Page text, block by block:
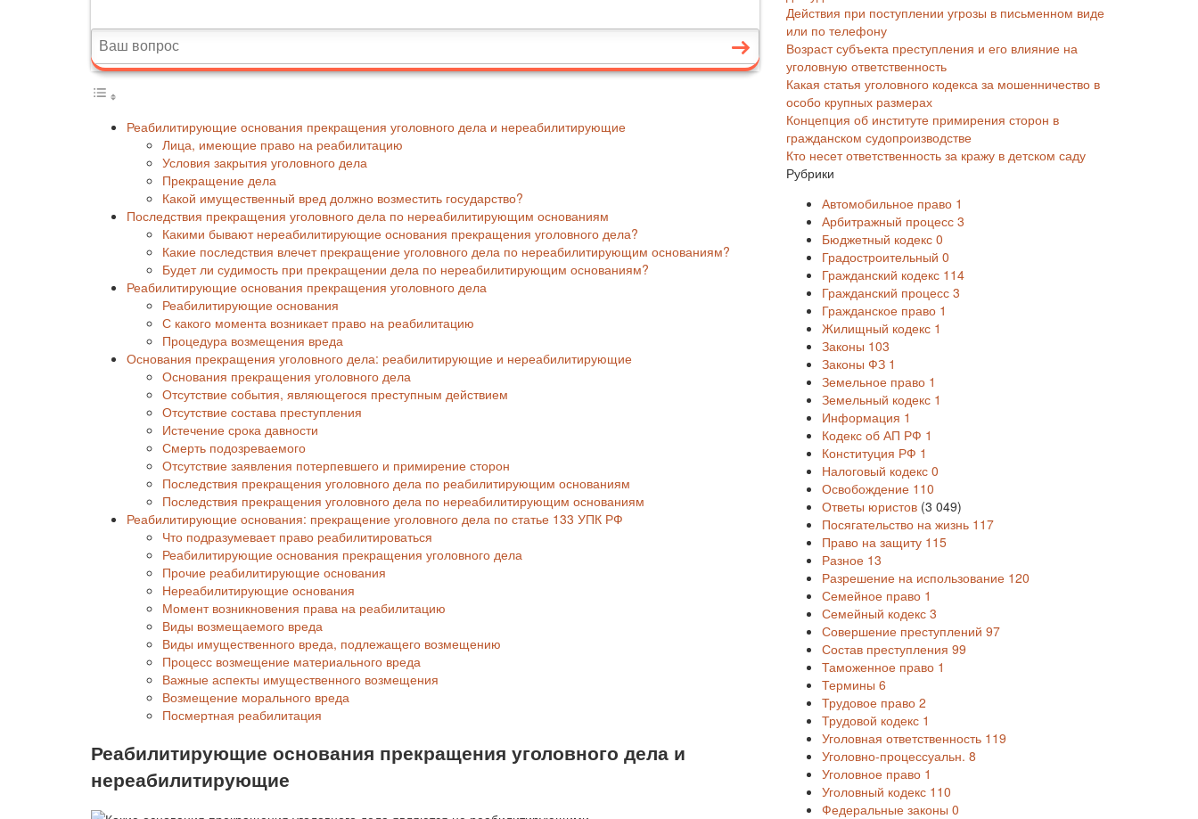
Реабилитирующие основания прекращения уголовного дела и нереабилитирующие
Лица, имеющие право на реабилитацию
Условия закрытия уголовного дела
Прекращение дела
Какой имущественный вред должно возместить государство?
Последствия прекращения уголовного дела по нереабилитирующим основаниям
Какими бывают нереабилитирующие основания прекращения уголовного дела?
Какие последствия влечет прекращение уголовного дела по нереабилитирующим основаниям?
Будет ли судимость при прекращении дела по нереабилитирующим основаниям?
Реабилитирующие основания прекращения уголовного дела
Реабилитирующие основания
С какого момента возникает право на реабилитацию
Процедура возмещения вреда
Основания прекращения уголовного дела: реабилитирующие и нереабилитирующие
Основания прекращения уголовного дела
Отсутствие события, являющегося преступным действием
Отсутствие состава преступления
Истечение срока давности
Смерть подозреваемого
Отсутствие заявления потерпевшего и примирение сторон
Последствия прекращения уголовного дела по реабилитирующим основаниям
Последствия прекращения уголовного дела по нереабилитирующим основаниям
Реабилитирующие основания: прекращение уголовного дела по статье 133 УПК РФ
Что подразумевает право реабилитироваться
Реабилитирующие основания прекращения уголовного дела
Прочие реабилитирующие основания
Нереабилитирующие основания
Момент возникновения права на реабилитацию
Виды возмещаемого вреда
Виды имущественного вреда, подлежащего возмещению
Процесс возмещение материального вреда
Важные аспекты имущественного возмещения
Возмещение морального вреда
Посмертная реабилитация
Реабилитирующие основания прекращения уголовного дела и
нереабилитирующие
Действия при поступлении угрозы в письменном виде
или по телефону
Возраст субъекта преступления и его влияние на
уголовную ответственность
Какая статья уголовного кодекса за мошенничество в
особо крупных размерах
Концепция об институте примирения сторон в
гражданском судопроизводстве
Кто несет ответственность за кражу в детском саду
Рубрики
Автомобильное право 1
Арбитражный процесс 3
Бюджетный кодекс 0
Градостроительный 0
Гражданский кодекс 114
Гражданский процесс 3
Гражданское право 1
Жилищный кодекс 1
Законы 103
Законы ФЗ 1
Земельное право 1
Земельный кодекс 1
Информация 1
Кодекс об АП РФ 1
Конституция РФ 1
Налоговый кодекс 0
Освобождение 110
Ответы юристов (3 049)
Посягательство на жизнь 117
Право на защиту 115
Разное 13
Разрешение на использование 120
Семейное право 1
Семейный кодекс 3
Совершение преступлений 97
Состав преступления 99
Таможенное право 1
Термины 6
Трудовое право 2
Трудовой кодекс 1
Уголовная ответственность 119
Уголовно-процессуальн. 8
Уголовное право 1
Уголовный кодекс 110
Федеральные законы 0